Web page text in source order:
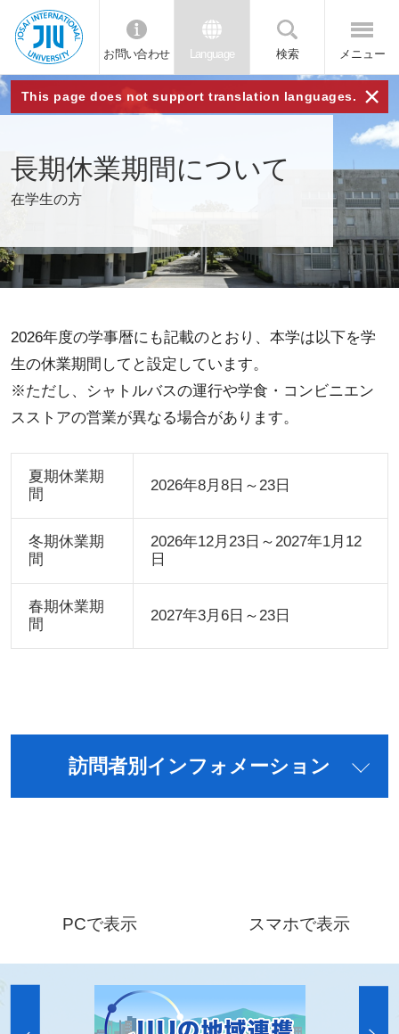
JIU 城西国
際大学
お問い合わせ Language 検索 メニュー
This page does not support translation languages. ×
長期休業期間について
在学生の方
2026年度の学事暦にも記載のとおり、本学は以下を学
生の休業期間してと設定しています。
※ただし、シャトルバスの運行や学食・コンビニエン
スストアの営業が異なる場合があります。
夏期休業期
間
2026年8月8日～23日
冬期休業期
間
2026年12月23日～2027年1月12
日
春期休業期
間
2027年3月6日～23日
訪問者別インフォメーション
PCで表示 スマホで表示